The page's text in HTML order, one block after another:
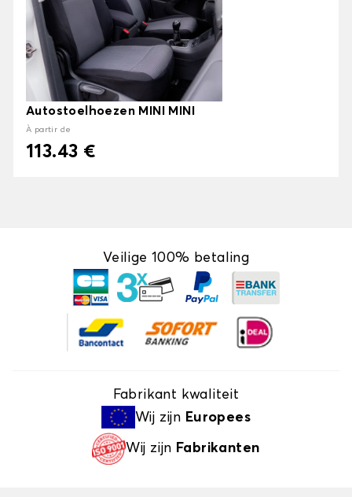
Autostoelhoezen MINI MINI
À partir de
113.43 €
Veilige 100% betaling
Fabrikant kwaliteit
Wij zijn Europees
Wij zijn Fabrikanten